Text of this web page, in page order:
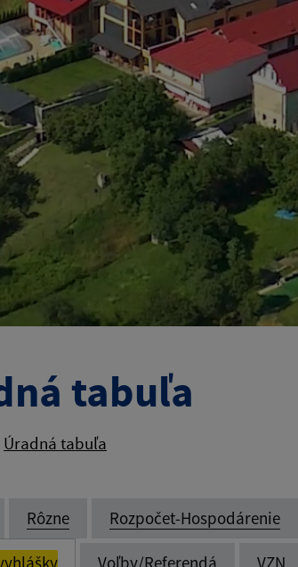
tabuľa
Úradná tabuľa
Rôzne Rozpočet-Hospodárenie
Voľby/Referendá VZN